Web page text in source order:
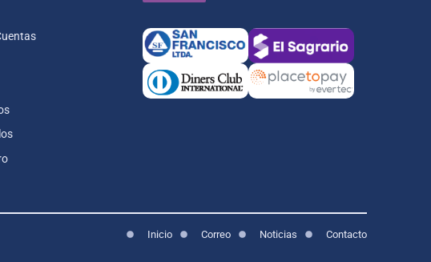
Inicio Correo Noticias Contacto